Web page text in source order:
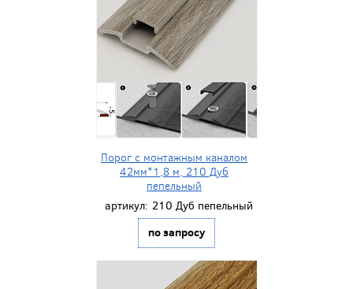
Порог с монтажным каналом
42мм*1,8 м, 210 Дуб
пепельный
артикул: 210 Дуб пепельный
по запросу